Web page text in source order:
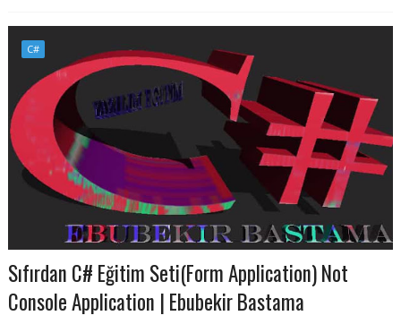
C#
Sıfırdan C# Eğitim Seti(Form Application) Not
Console Application | Ebubekir Bastama